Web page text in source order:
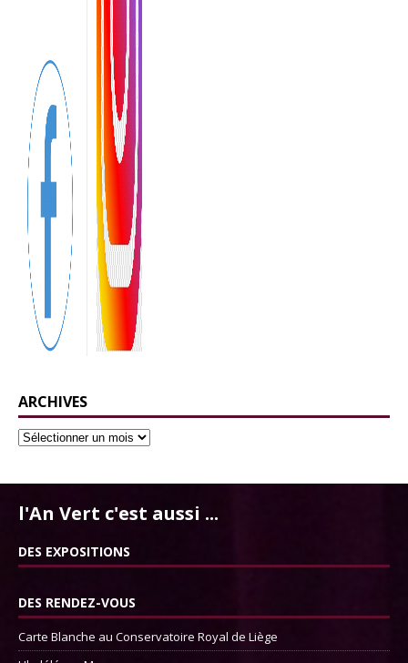
ARCHIVES
l'An Vert c'est aussi ...
DES EXPOSITIONS
DES RENDEZ-VOUS
Carte Blanche au Conservatoire Royal de Liège